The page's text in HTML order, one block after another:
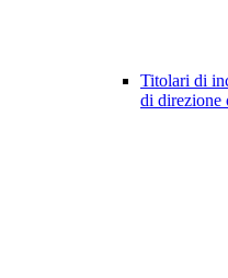
Titolari di
di direzione